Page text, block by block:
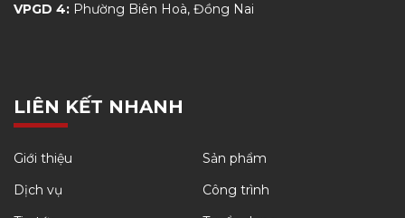
VPGD 4: Phường Biên Hoà, Đồng Nai
LIÊN KẾT NHANH
Giới thiệu
Sản phẩm
Dịch vụ
Công trình